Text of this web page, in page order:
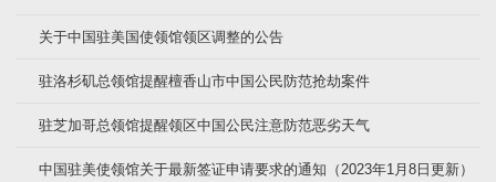
关于中国驻美国使领馆领区调整的公告
驻洛杉矶总领馆提醒檀香山市中国公民防范抢劫案件
驻芝加哥总领馆提醒领区中国公民注意防范恶劣天气
中国驻美使领馆关于最新签证申请要求的通知（2023年1月8日更新）